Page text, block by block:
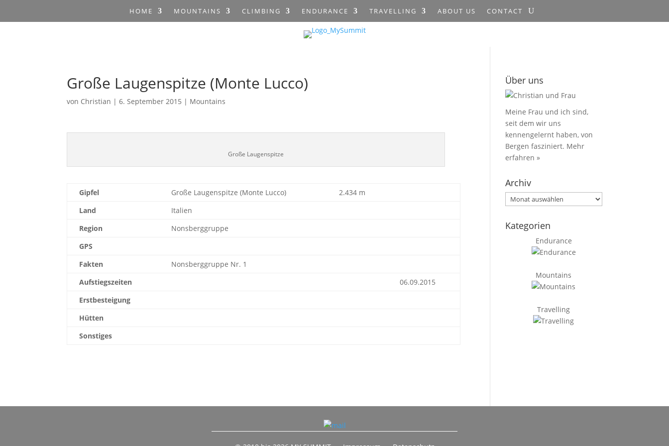
HOME MOUNTAINS CLIMBING ENDURANCE TRAVELLING ABOUT US CONTACT
Große Laugenspitze (Monte Lucco)
von Christian |6. September 2015 | Mountains
Große Laugenspitze
Gipfel Große Laugenspitze (Monte Lucco)
2.434 m
Land
Italien
Region
Nonsberggruppe
GPS
Fakten
Nonsberggruppe Nr. 1
Aufstiegszeiten
06.09.2015
Erstbesteigung
Hütten
Sonstiges
Über uns
Meine Frau und ich sind,
seit dem wir uns
kennengelernt haben, von
Bergen fasziniert. Mehr
erfahren »
Archiv
Archiv
Kategorien
Endurance
Mountains
Travelling